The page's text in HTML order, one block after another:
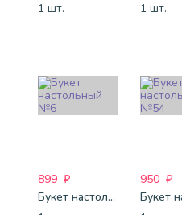
1 шт.
1 шт.
899 ₽
Букет настольный №6
950 ₽